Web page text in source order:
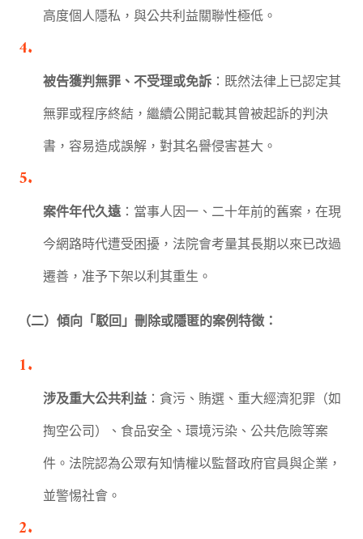
高度個人隱私，與公共利益關聯性極低。
被告獲判無罪、不受理或免訴：既然法律上已認定其
無罪或程序終結，繼續公開記載其曾被起訴的判決
書，容易造成誤解，對其名譽侵害甚大。
案件年代久遠：當事人因一、二十年前的舊案，在現
今網路時代遭受困擾，法院會考量其長期以來已改過
遷善，准予下架以利其重生。
（二）傾向「駁回」刪除或隱匿的案例特徵：
涉及重大公共利益：貪污、賄選、重大經濟犯罪（如
掏空公司）、食品安全、環境污染、公共危險等案
件。法院認為公眾有知情權以監督政府官員與企業，
並警惕社會。